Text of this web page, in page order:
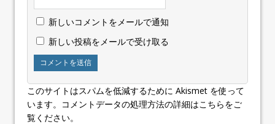
新しいコメントをメールで通知
新しい投稿をメールで受け取る
このサイトはスパムを低減するために Akismet を使って
います。
コメントデータの処理方法の詳細はこちらをご
覧ください。